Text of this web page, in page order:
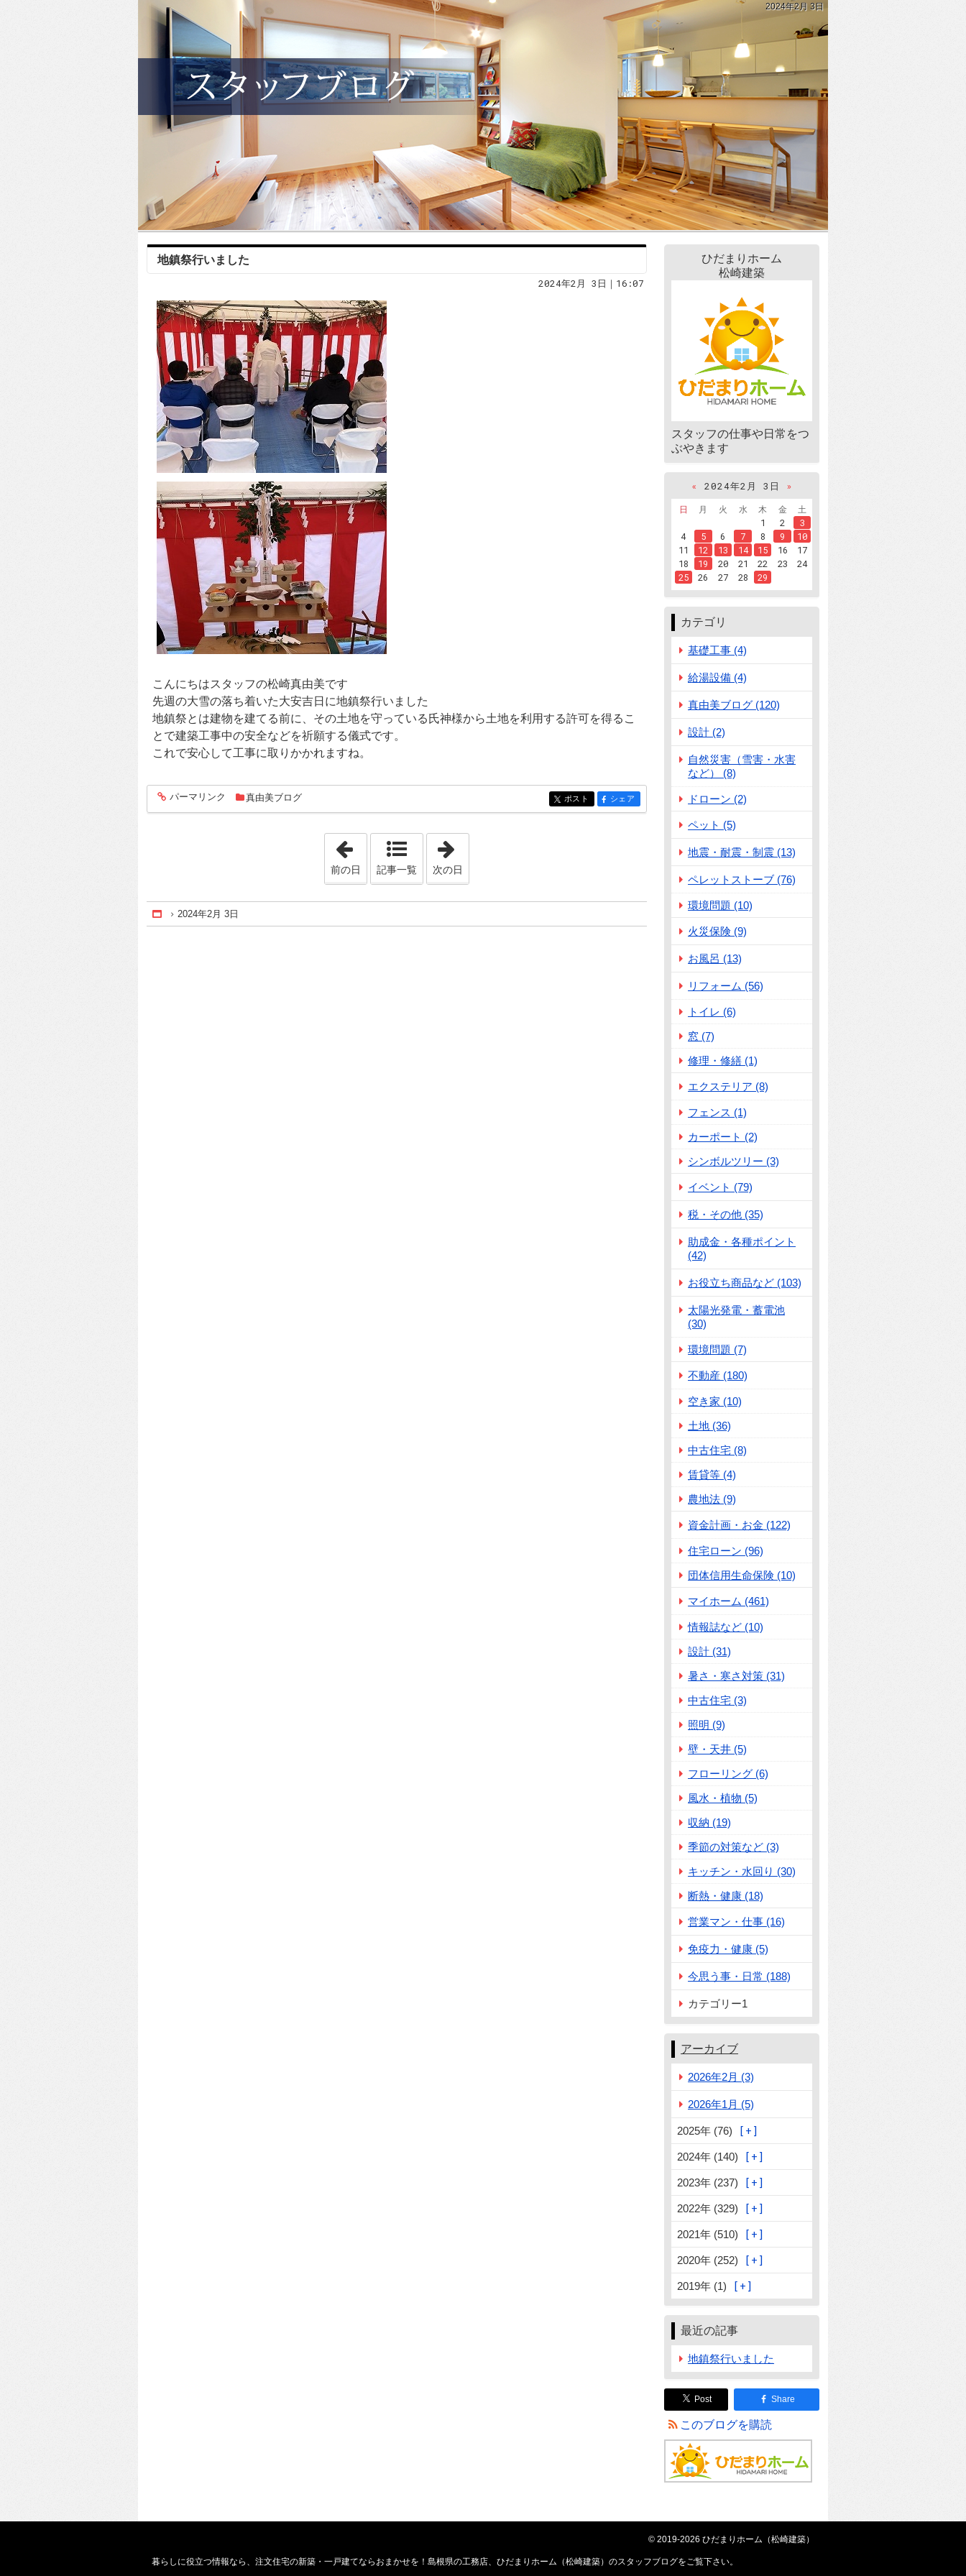
2024年2月 3日
地鎮祭行いました
2024年2月 3日｜16:07
こんにちはスタッフの松崎真由美です
先週の大雪の落ち着いた大安吉日に地鎮祭行いました
地鎮祭とは建物を建てる前に、その土地を守っている氏神様から土地を利用する許可を得るこ
とで建築工事中の安全などを祈願する儀式です。
これで安心して工事に取りかかれますね。
entry1688
パーマリンク 真由美ブログ entry1688
ポスト entry1688
シェア
「2024年1月27日」
前の日 記事一覧 次の日
Home
2024年2月 3日
ひだまりホーム
松崎建築
スタッフの仕事や日常をつ
ぶやきます
« 2024年2月 3日
»
日
月 火 水 木 金
土
1
2
3
4
5 6 7 8 9
10
11
12 13 14 15 16
17
18
19 20 21 22 23
24
25
26 27 28 29
カテゴリ
基礎工事 (4)
給湯設備 (4)
真由美ブログ (120)
設計 (2)
自然災害（雪害・水害
など） (8)
ドローン (2)
ペット (5)
地震・耐震・制震 (13)
ペレットストーブ (76)
環境問題 (10)
火災保険 (9)
お風呂 (13)
リフォーム (56)
トイレ (6)
窓 (7)
修理・修繕 (1)
エクステリア (8)
フェンス (1)
カーポート (2)
シンボルツリー (3)
イベント (79)
税・その他 (35)
助成金・各種ポイント
(42)
お役立ち商品など (103)
太陽光発電・蓄電池
(30)
環境問題 (7)
不動産 (180)
空き家 (10)
土地 (36)
中古住宅 (8)
賃貸等 (4)
農地法 (9)
資金計画・お金 (122)
住宅ローン (96)
団体信用生命保険 (10)
マイホーム (461)
情報誌など (10)
設計 (31)
暑さ・寒さ対策 (31)
中古住宅 (3)
照明 (9)
壁・天井 (5)
フローリング (6)
風水・植物 (5)
収納 (19)
季節の対策など (3)
キッチン・水回り (30)
断熱・健康 (18)
営業マン・仕事 (16)
免疫力・健康 (5)
今思う事・日常 (188)
カテゴリー1
アーカイブ
2026年2月 (3)
2026年1月 (5)
2025年 (76)
2024年 (140)
2023年 (237)
2022年 (329)
2021年 (510)
2020年 (252)
2019年 (1)
最近の記事
地鎮祭行いました
Post Share
このブログを購読
© 2019-2026 ひだまりホーム（松崎建築）
暮らしに役立つ情報なら、注文住宅の新築・一戸建てならおまかせを！島根県の工務店、ひだまりホーム（松崎建築）のスタッフブログをご覧下さい。